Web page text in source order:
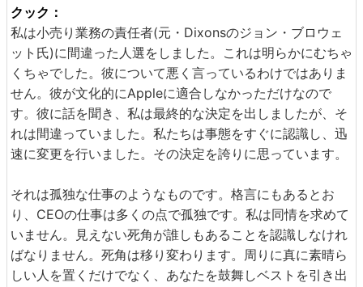
クック：
私は小売り業務の責任者(元・Dixonsのジョン・ブロウェ
ット氏)に間違った人選をしました。これは明らかにむちゃ
くちゃでした。彼について悪く言っているわけではありま
せん。彼が文化的にAppleに適合しなかっただけなので
す。彼に話を聞き、私は最終的な決定を出しましたが、そ
れは間違っていました。私たちは事態をすぐに認識し、迅
速に変更を行いました。その決定を誇りに思っています。
それは孤独な仕事のようなものです。格言にもあるとお
り、CEOの仕事は多くの点で孤独です。私は同情を求めて
いません。見えない死角が誰しもあることを認識しなけれ
ばなりません。死角は移り変わります。周りに真に素晴ら
しい人を置くだけでなく、あなたを鼓舞しベストを引き出